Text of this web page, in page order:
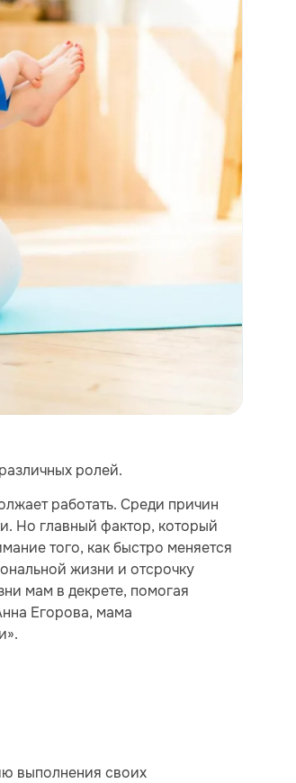
ролей.
работать. Среди причин
Но главный фактор, который
того, как быстро меняется
жизни и отсрочку
мам в декрете, помогая
Егорова, мама
выполнения своих